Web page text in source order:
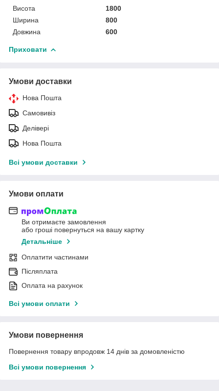
Висота
1800
Ширина
800
Довжина
600
Приховати
Умови доставки
Нова Пошта
Самовивіз
Делівері
Нова Пошта
Всі умови доставки
Умови оплати
Ви отримаєте замовлення
або гроші повернуться на вашу картку
Детальніше
Оплатити частинами
Післяплата
Оплата на рахунок
Всі умови оплати
Умови повернення
Повернення товару впродовж 14 днів за домовленістю
Всі умови повернення